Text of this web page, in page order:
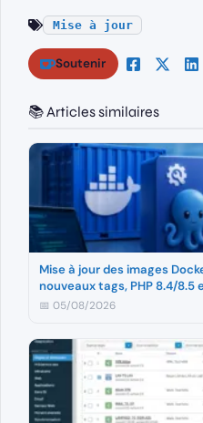
Mise à jour
Soutenir
📚 Articles similaires
Mise à jour des images
nouveaux tags, PHP 8.4/
📅 05/08/2026